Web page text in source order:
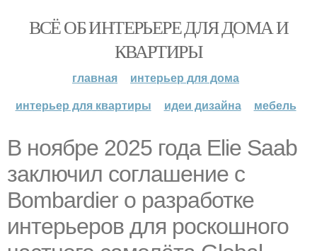
ВСЁ ОБ ИНТЕРЬЕРЕ ДЛЯ ДОМА И
КВАРТИРЫ
главная
интерьер для дома
интерьер для квартиры
идеи дизайна мебель
В ноябре 2025 года Elie Saab
заключил соглашение с
Bombardier о разработке
интерьеров для роскошного